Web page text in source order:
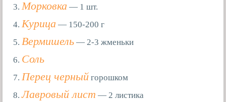
Морковка — 1 шт.
Курица — 150-200 г
Вермишель — 2-3 жменьки
Соль
Перец черный горошком
Лавровый лист — 2 листика